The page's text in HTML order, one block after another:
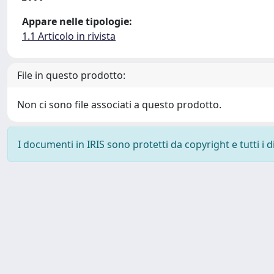
Appare nelle tipologie:
1.1 Articolo in rivista
File in questo prodotto:
Non ci sono file associati a questo prodotto.
I documenti in IRIS sono protetti da copyright e tutti i